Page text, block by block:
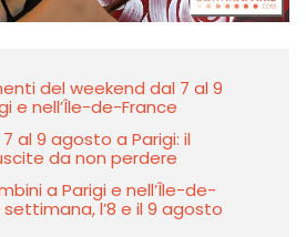
del weekend dal 7 al 9
e nell’Île-de-France
al 9 agosto a Parigi: il
da non perdere
a Parigi e nell’Île-de-
l’8 e il 9 agosto